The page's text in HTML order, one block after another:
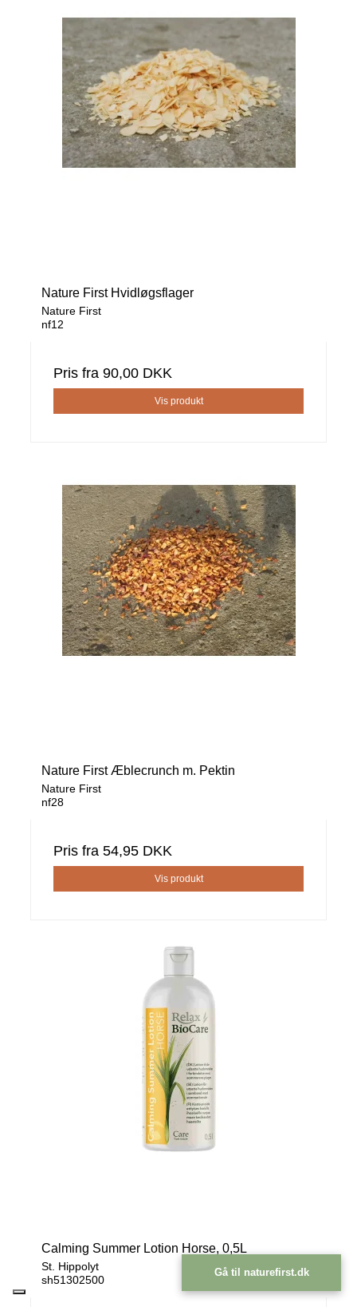
Gå til naturefirst.dk
Nature First Hvidløgsflager
Nature First
nf12
Pris fra 90,00 DKK
Vis produkt
Nature First Æblecrunch m. Pektin
Nature First
nf28
Pris fra 54,95 DKK
Vis produkt
Calming Summer Lotion Horse, 0,5L
St. Hippolyt
sh51302500